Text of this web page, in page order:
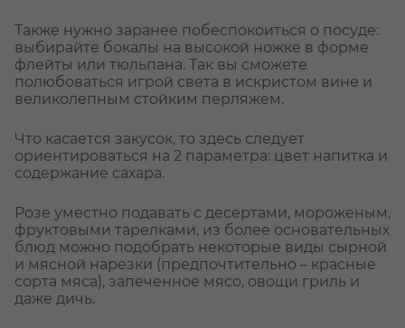
Также нужно заранее побеспокоиться о посуде:
выбирайте бокалы на высокой ножке в форме
флейты или тюльпана. Так вы сможете
полюбоваться игрой света в искристом вине и
великолепным стойким перляжем.
Что касается закусок, то здесь следует
ориентироваться на 2 параметра: цвет напитка и
содержание сахара.
Розе уместно подавать с десертами, мороженым,
фруктовыми тарелками, из более основательных
блюд можно подобрать некоторые виды сырной
и мясной нарезки (предпочтительно – красные
сорта мяса), запеченное мясо, овощи гриль и
даже дичь.